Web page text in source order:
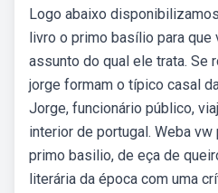
Logo abaixo
livro o primo basílio para que
assunto do qual ele trata. Se
jorge formam o típico casal
Jorge, funcionário público,
interior de portugal. Weba
primo basilio, de eça de
literária da época com uma